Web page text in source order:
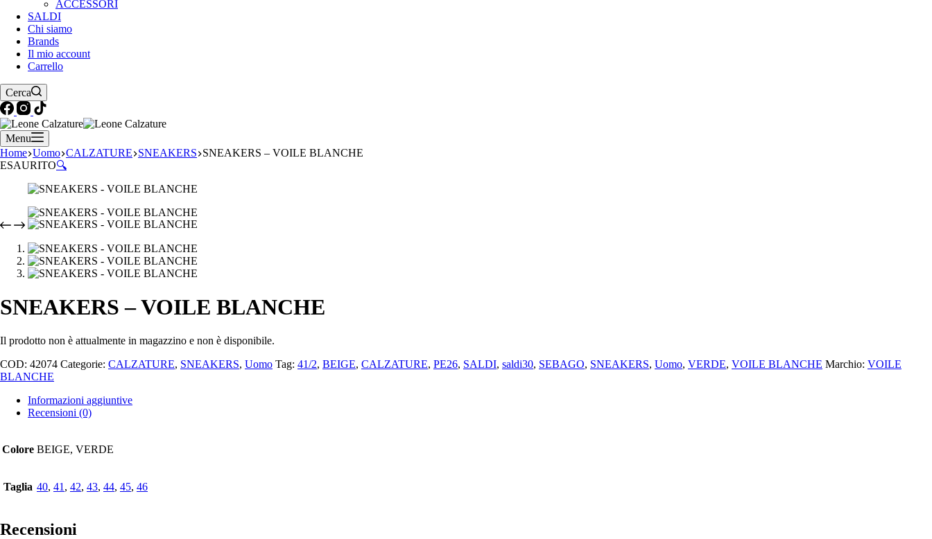
ACCESSORI
SALDI
Chi siamo
Brands
Il mio account
Carrello
Cerca
Menu
Home Uomo CALZATURE SNEAKERS SNEAKERS – VOILE BLANCHE
ESAURITO🔍
SNEAKERS – VOILE BLANCHE
Il prodotto non è attualmente in magazzino e non è disponibile.
COD: 42074 Categorie: CALZATURE, SNEAKERS, Uomo Tag: 41/2, BEIGE, CALZATURE, PE26, SALDI, saldi30, SEBAGO, SNEAKERS, Uomo, VERDE, VOILE BLANCHE Marchio: VOILE
BLANCHE
Informazioni aggiuntive
Recensioni (0)
Colore BEIGE, VERDE
Taglia 40, 41 , 42, 43, 44, 45, 46
Recensioni